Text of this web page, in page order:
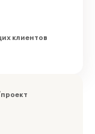
клиентов